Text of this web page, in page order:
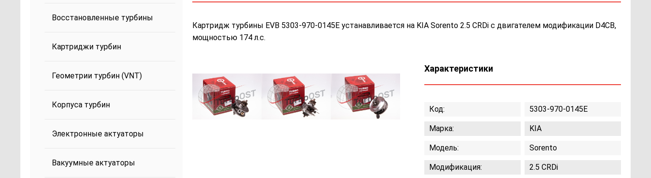
Восстановленные турбины
Картриджи турбин
Геометрии турбин (VNT)
Корпуса турбин
Электронные актуаторы
Вакуумные актуаторы
Картридж турбины EVB 5303-970-0145E устанавливается на KIA Sorento 2.5 CRDi с двигателем модификации D4CB,
мощностью 174 л.с.
Характеристики
Код: 5303-970-0145E
Марка: KIA
Модель: Sorento
Модификация: 2.5 CRDi